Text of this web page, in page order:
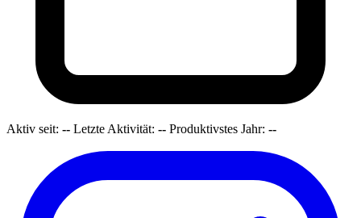
Aktiv seit: -- Letzte Aktivität: -- Produktivstes Jahr: --